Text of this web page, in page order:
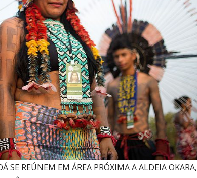
SE REÚNEM EM ÁREA PRÓXIMA A ALDEIA OKARA,